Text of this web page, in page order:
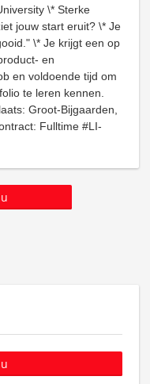
\* Sterke
jouw start eruit? \* Je
\* Je krijgt een op
en
en voldoende tijd om
te leren kennen.
Groot‑Bijgaarden,
Fulltime #LI-